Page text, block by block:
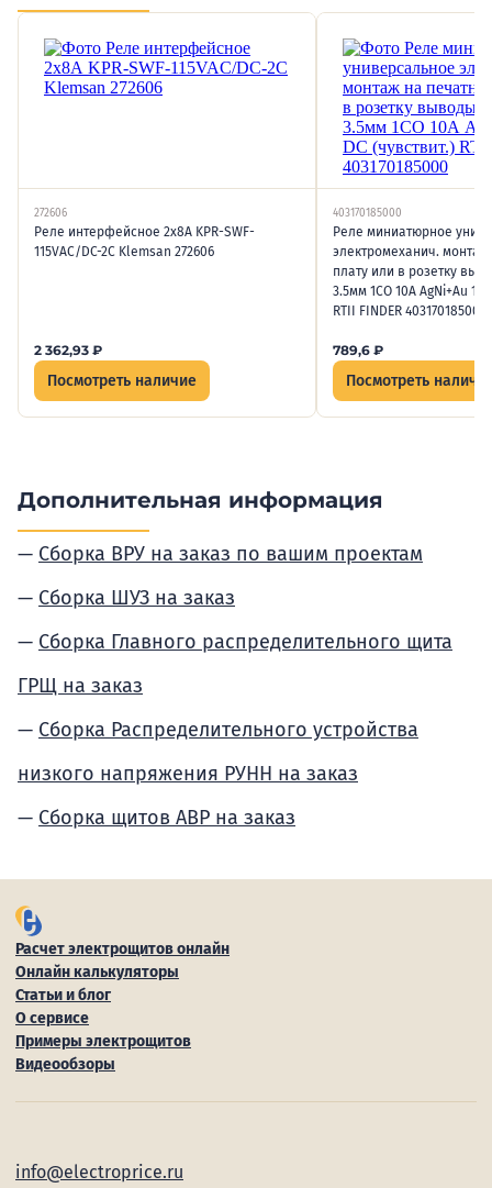
272606
Реле интерфейсное 2х8А KPR-SWF-
115VAC/DC-2C Klemsan 272606
2 362,93 ₽
Посмотреть наличие
403170185000
Реле миниатюрное
электромеханич.
плату или в розетку
3.5мм 1CO 10А AgNi+Au
RTII FINDER 403170185000
789,6 ₽
Посмотреть
Дополнительная информация
Сборка ВРУ на заказ по вашим проектам
Сборка ШУЗ на заказ
Сборка Главного распределительного щита
ГРЩ на заказ
Сборка Распределительного устройства
низкого напряжения РУНН на заказ
Сборка щитов АВР на заказ
Расчет электрощитов онлайн
Онлайн калькуляторы
Статьи и блог
О сервисе
Примеры электрощитов
Видеообзоры
info@electroprice.ru